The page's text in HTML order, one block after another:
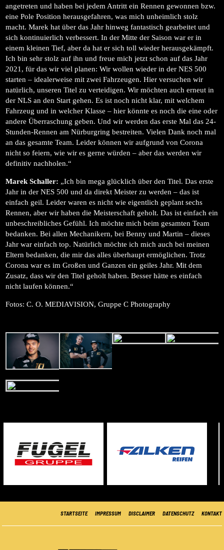
angetreten und haben bei jedem Antritt ein Rennen gewonnen bzw.
eine Pole Position herausgefahren, was mich unheimlich stolz
macht. Marek hat über das Jahr hinweg fantastisch gearbeitet und
sich kontinuierlich verbessert. In der Mitte der Saison war er in
einem kleinen Tief, aber da hat er sich toll wieder herausgekämpft.
Ich bin sehr stolz auf ihn und freue mich jetzt schon auf das Jahr
2021, für das wir viel planen: Wir wollen wieder in der NES 500
starten – idealerweise mit zwei Fahrzeugen. Hier versuchen wir
natürlich, unseren Titel zu verteidigen. Wir möchten auch erneut in
der NLS an den Start gehen. Es ist noch nicht klar, mit welchem
Fahrzeug und in welcher Klasse – hier könnte es noch die eine oder
andere Überraschung geben. Und wir werden das erste Mal das 24-
Stunden-Rennen am Nürburgring bestreiten. Vielen Dank noch mal
an das gesamte Team. Leider können wir aufgrund von Corona
nicht so feiern, wie wir es gerne würden – aber das werden wir
definitiv nachholen.“
Marek Schaller: „Ich bin mega glücklich über den Titel. Das erste
Jahr in der NES 500 und da direkt Meister zu werden – das ist
einfach geil. Leider waren es nicht wie eigentlich geplant sechs
Rennen, aber wir haben die Meisterschaft geholt. Das ist einfach ein
unbeschreibliches Gefühl. Ich möchte mich beim gesamten Team
bedanken. Bei allen Mechanikern, bei Benny und Martin – dieses
Jahr war einfach top. Natürlich möchte ich mich auch bei meinen
Eltern bedanken, die mir das alles überhaupt ermöglichen. Trotz
Corona war es im Großen und Ganzen ein geiles Jahr. Mit dem
Zusatz, dass wir den Titel geholt haben. Besser hätte es einfach
nicht laufen können.“
Fotos: C. O. MEDIAVISION, Gruppe C Photography
KONTAKT
DATENSCHUTZ
DISCLAIMER
IMPRESSUM
STARTSEITE